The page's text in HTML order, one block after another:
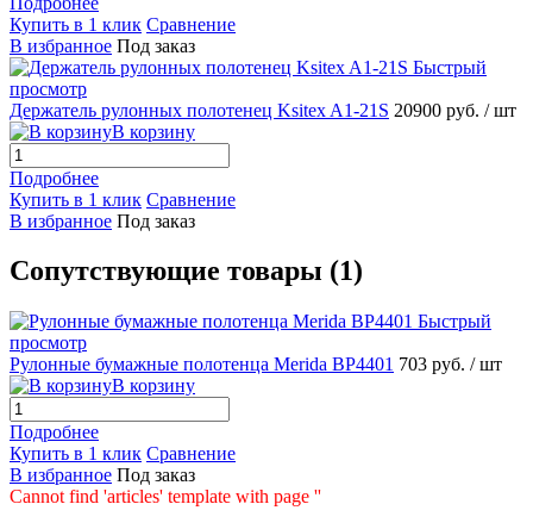
Купить в 1 клик Сравнение
В избранное Под заказ
Быстрый
просмотр
Держатель рулонных полотенец Ksitex A1-21S 20900 руб. / шт
В корзину
Подробнее
Купить в 1 клик Сравнение
В избранное Под заказ
Сопутствующие товары (1)
Быстрый
просмотр
Рулонные бумажные полотенца Merida BP4401 703 руб. / шт
В корзину
Подробнее
Купить в 1 клик Сравнение
В избранное Под заказ
Cannot find 'articles' template with page ''